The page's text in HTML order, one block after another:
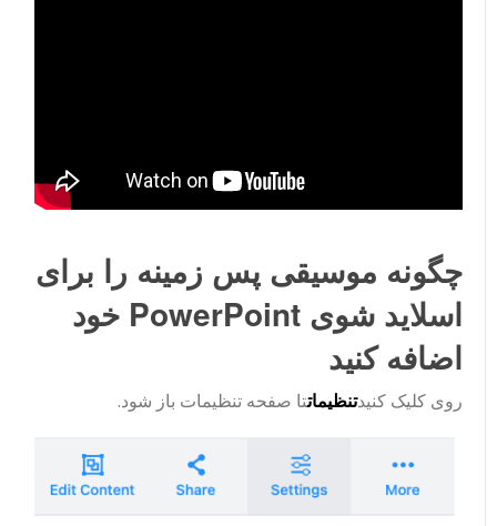
چگونه موسیقی پس زمینه را برای
اسلاید شوی PowerPoint خود
اضافه کنید
روی کلیک کنیدتنظیماتتا صفحه تنظیمات باز شود.